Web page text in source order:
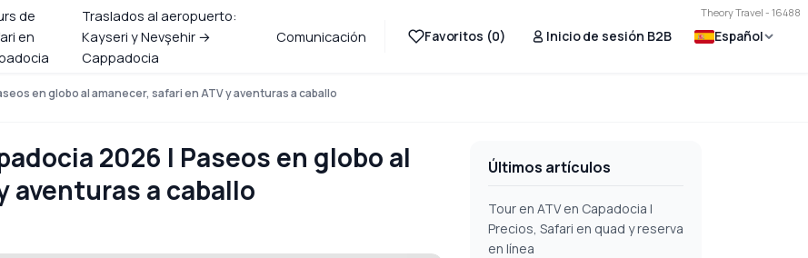
Theory Travel - 16488
de
en
Traslados al aeropuerto:
Kayseri y Nevşehir →
Cappadocia
Comunicación Favoritos (0) Inicio de sesión B2B Español
en globo al amanecer, safari en ATV y aventuras a caballo
2026 | Paseos en globo al
aventuras a caballo
Últimos artículos
Tour en ATV en Capadocia |
Precios, Safari en quad y reserva
en línea